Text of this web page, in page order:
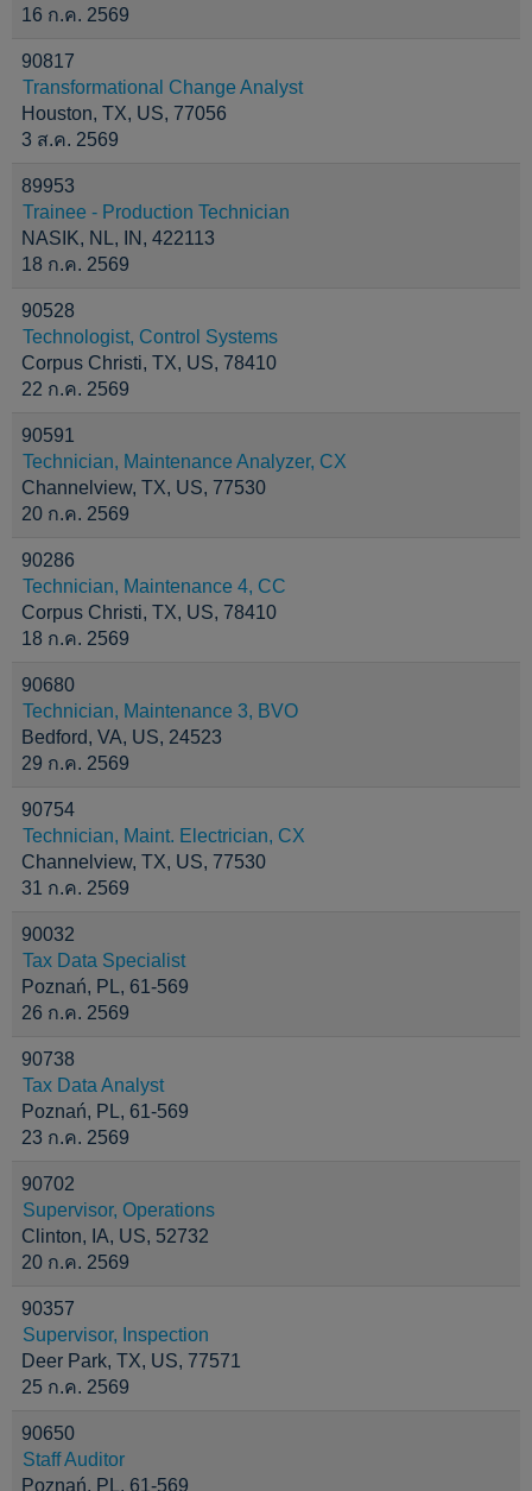
16 ก.ค. 2569
90817
Transformational Change Analyst
Houston, TX, US, 77056
3 ส.ค. 2569
89953
Trainee - Production Technician
NASIK, NL, IN, 422113
18 ก.ค. 2569
90528
Technologist, Control Systems
Corpus Christi, TX, US, 78410
22 ก.ค. 2569
90591
Technician, Maintenance Analyzer, CX
Channelview, TX, US, 77530
20 ก.ค. 2569
90286
Technician, Maintenance 4, CC
Corpus Christi, TX, US, 78410
18 ก.ค. 2569
90680
Technician, Maintenance 3, BVO
Bedford, VA, US, 24523
29 ก.ค. 2569
90754
Technician, Maint. Electrician, CX
Channelview, TX, US, 77530
31 ก.ค. 2569
90032
Tax Data Specialist
Poznań, PL, 61-569
26 ก.ค. 2569
90738
Tax Data Analyst
Poznań, PL, 61-569
23 ก.ค. 2569
90702
Supervisor, Operations
Clinton, IA, US, 52732
20 ก.ค. 2569
90357
Supervisor, Inspection
Deer Park, TX, US, 77571
25 ก.ค. 2569
90650
Staff Auditor
Poznań, PL, 61-569